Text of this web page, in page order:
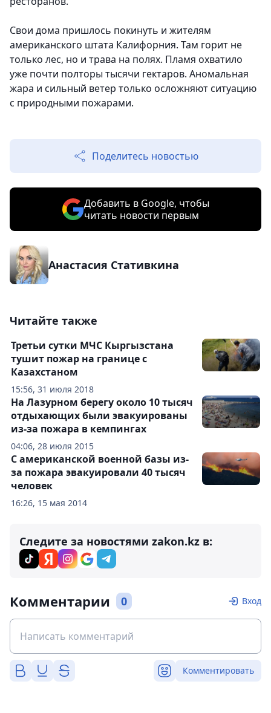
Свои дома пришлось покинуть и жителям
американского штата Калифорния. Там горит не
только лес, но и трава на полях. Пламя охватило
уже почти полторы тысячи гектаров. Аномальная
жара и сильный ветер только осложняют ситуацию
с природными пожарами.
Поделитесь новостью
Добавить в Google, чтобы
читать новости первым
Анастасия Стативкина
Читайте также
15:56, 31 июля 2018
Третьи сутки МЧС Кыргызстана
тушит пожар на границе с
Казахстаном
04:06, 28 июля 2015
На Лазурном берегу около 10 тысяч
отдыхающих были эвакуированы
из-за пожара в кемпингах
16:26, 15 мая 2014
С американской военной базы из-
за пожара эвакуировали 40 тысяч
человек
Следите за новостями zakon.kz в:
Комментарии 0 Вход
Комментировать